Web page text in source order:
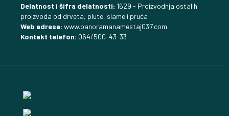
Delatnost i šifra delatnosti: 1629 - Proizvodnja ostalih
proizvoda od drveta, plute, slame i pruća
Web adresa: www.panoramanamestaj037.com
Kontakt telefon: 064/500-43-33